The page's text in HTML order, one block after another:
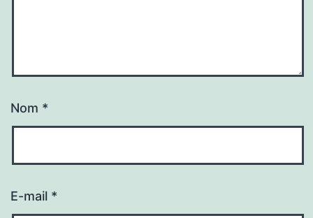
Nom *
E-mail *